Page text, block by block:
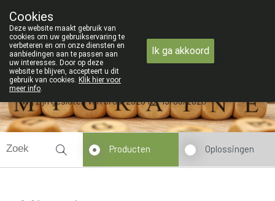
09 228 32 36
Wij zijn gesloten van 3/08/2026 tot 19/08/2026
Producten Oplossingen
Cookies
Deze website maakt gebruik van
cookies om uw gebruikservaring te
verbeteren en om onze diensten en
aanbiedingen aan te passen aan
uw interesses. Door op deze
website te blijven, accepteert u dit
gebruik van cookies. Klik hier voor
meer info.
Ik ga akkoord